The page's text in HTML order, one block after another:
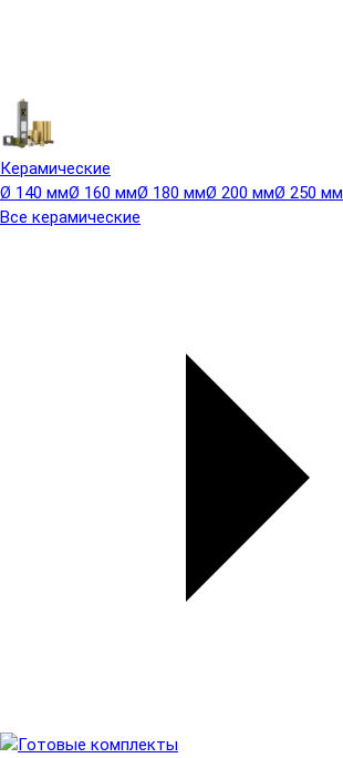
Керамические
Ø 140 ммØ 160 ммØ 180 ммØ 200 ммØ 250 мм
Все керамические